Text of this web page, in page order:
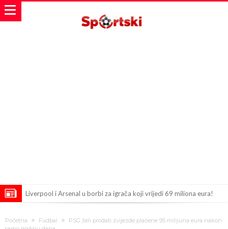
Liverpool i Arsenal u borbi za igrača koji vrijedi 69 miliona eura!
Početna Fudbal
PSG želi prodati zvijezde plaćene 95 milijuna eura nakon